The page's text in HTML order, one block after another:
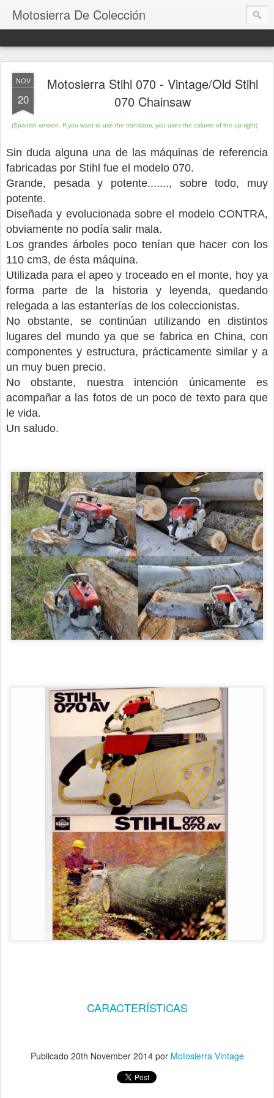
Motosierra De Colección
NOV
20
Motosierra Stihl 070 - Vintage/Old Stihl
070 Chainsaw
(Spanish version. If you want to use the translator, you uses the column of the up-right)
Sin duda alguna una de las máquinas de referencia
fabricadas por Stihl fue el modelo 070.
Grande, pesada y potente......., sobre todo, muy
potente.
Diseñada y evolucionada sobre el modelo CONTRA,
obviamente no podía salir mala.
Los grandes árboles poco tenían que hacer con los
110 cm3, de ésta máquina.
Utilizada para el apeo y troceado en el monte, hoy ya
forma parte de la historia y leyenda, quedando
relegada a las estanterías de los coleccionistas.
No obstante, se continúan utilizando en distintos
lugares del mundo ya que se fabrica en China, con
componentes y estructura, prácticamente similar y a
un muy buen precio.
No obstante, nuestra intención únicamente es
acompañar a las fotos de un poco de texto para que
le vida.
Un saludo.
CARACTERÍSTICAS
Publicado 20th November 2014por Motosierra Vintage